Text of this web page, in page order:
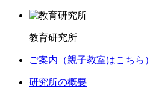
教育研究所
ご案内（親子教室はこちら）
研究所の概要